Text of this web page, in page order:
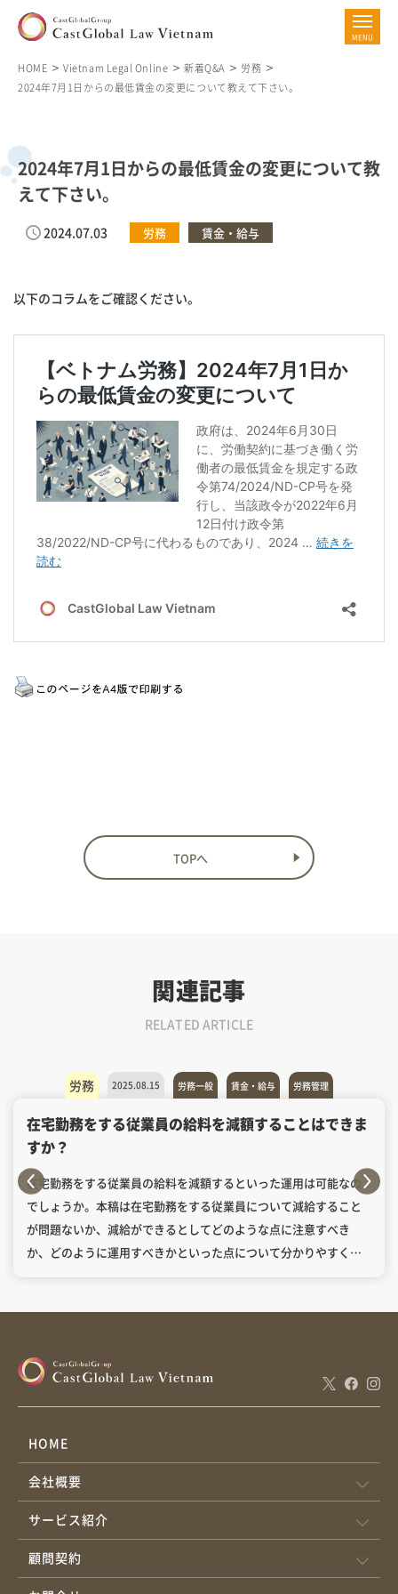
HOME Vietnam Legal Online 新着Q&A
労務
2024年7月1日からの最低賃金の変更について教えて下さい。
2024年7月1日からの最低賃金の変更について教
えて下さい。
2024.07.03 労務 賃金・給与
以下のコラムをご確認ください。
TOPへ
関連記事
RELATED ARTICLE
労務 2025.08.15 労務一般 賃金・給与 労務管理
在宅勤務をする従業員の給料を減額することはできま
すか？
在宅勤務をする従業員の給料を減額するといった運用は可能なの
でしょうか。本稿は在宅勤務をする従業員について減給すること
が問題ないか、減給ができるとしてどのような点に注意すべき
か、どのように運用すべきかといった点について分かりやすく解
すれば適切に支払っていないことになり(ベトナム労働法
45/2019/QH14第94条、第95条)、行政制裁を受けたり、労働者か
b）。紛争にも繋がる可能性があります。 従業員との間で合意する
場合には、少なくとも3労働日前に通知し、合意できた場合は契約
付属書の締結または新契約の締結で変更する必要があります。合
意できなければ現契約のまま継続です（労働法第33条）。 １の合
意をしたとしても、最低賃金を下回る減額はできません。 労働法
90条1項・2項においては、「職務・職位に対する賃金＝基本給」
について最低賃金を下回ることはできないと記載があるため、基
HOME
会社概要
サービス紹介
顧問契約